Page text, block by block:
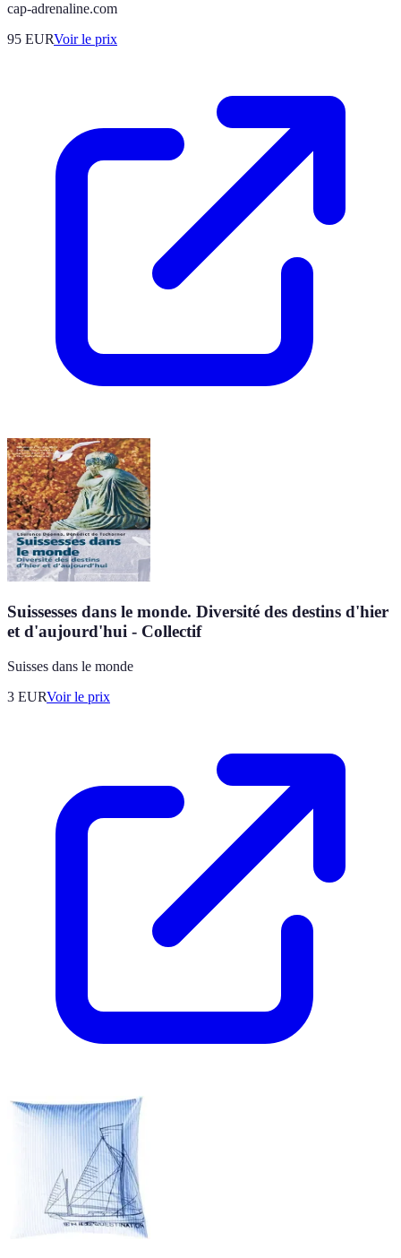
cap-adrenaline.com
95 EURVoir le prix
Suissesses dans le monde. Diversité des destins d'hier
et d'aujourd'hui - Collectif
Suisses dans le monde
3 EURVoir le prix